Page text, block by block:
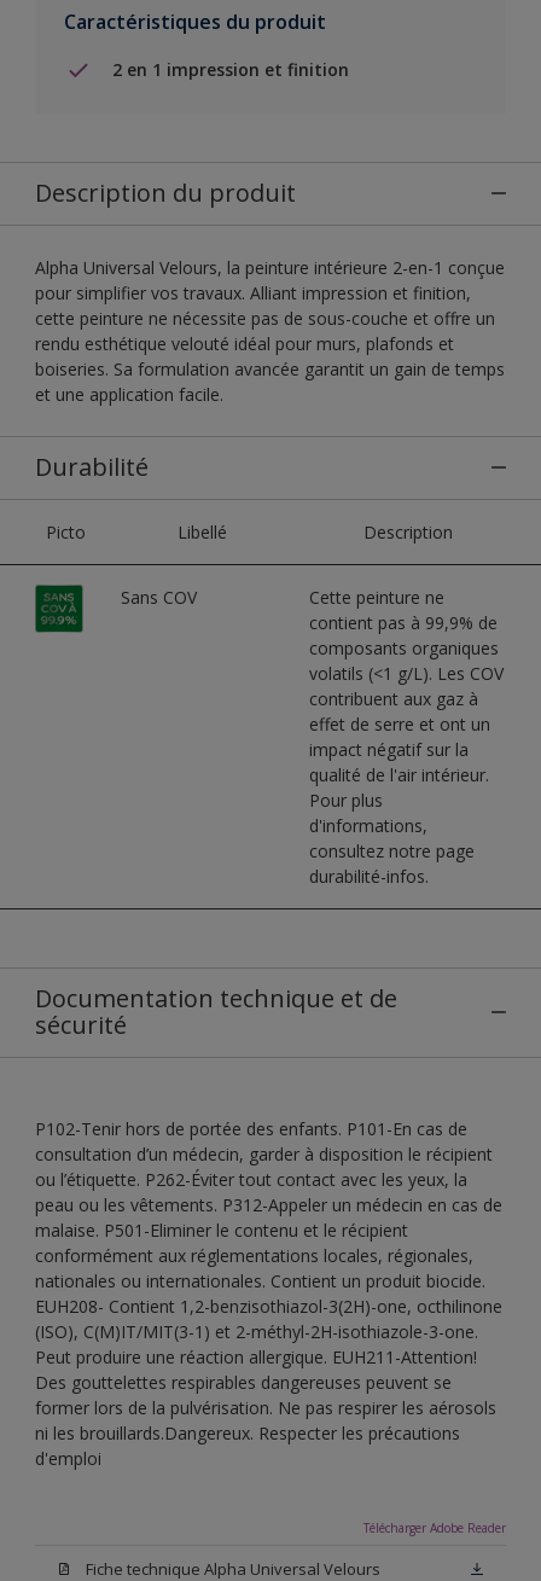
Caractéristiques du produit
2 en 1 impression et finition
Description du produit
Alpha Universal Velours, la peinture intérieure 2-en-1 conçue
pour simplifier vos travaux. Alliant impression et finition,
cette peinture ne nécessite pas de sous-couche et offre un
rendu esthétique velouté idéal pour murs, plafonds et
boiseries. Sa formulation avancée garantit un gain de temps
et une application facile.
Durabilité
Picto Libellé Description
Sans COV
Cette peinture ne
contient pas à 99,9% de
composants organiques
volatils (<1 g/L). Les COV
contribuent aux gaz à
effet de serre et ont un
impact négatif sur la
qualité de l'air intérieur.
Pour plus
d'informations,
consultez notre page
durabilité-infos.
Documentation technique et de
sécurité
P102-Tenir hors de portée des enfants. P101-En cas de
consultation d’un médecin, garder à disposition le récipient
ou l’étiquette. P262-Éviter tout contact avec les yeux, la
peau ou les vêtements. P312-Appeler un médecin en cas de
malaise. P501-Eliminer le contenu et le récipient
conformément aux réglementations locales, régionales,
nationales ou internationales. Contient un produit biocide.
EUH208- Contient 1,2-benzisothiazol-3(2H)-one, octhilinone
(ISO), C(M)IT/MIT(3-1) et 2-méthyl-2H-isothiazole-3-one.
Peut produire une réaction allergique. EUH211-Attention!
Des gouttelettes respirables dangereuses peuvent se
former lors de la pulvérisation. Ne pas respirer les aérosols
ni les brouillards.Dangereux. Respecter les précautions
d'emploi
Télécharger Adobe Reader
Fiche technique Alpha Universal Velours